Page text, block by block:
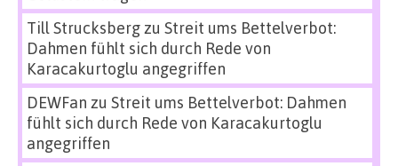
Till Strucksbergzu Streit ums Bettelverbot:
Dahmen fühlt sich durch Rede von
Karacakurtoglu angegriffen
DEWFan zu Streit ums Bettelverbot: Dahmen
fühlt sich durch Rede von Karacakurtoglu
angegriffen